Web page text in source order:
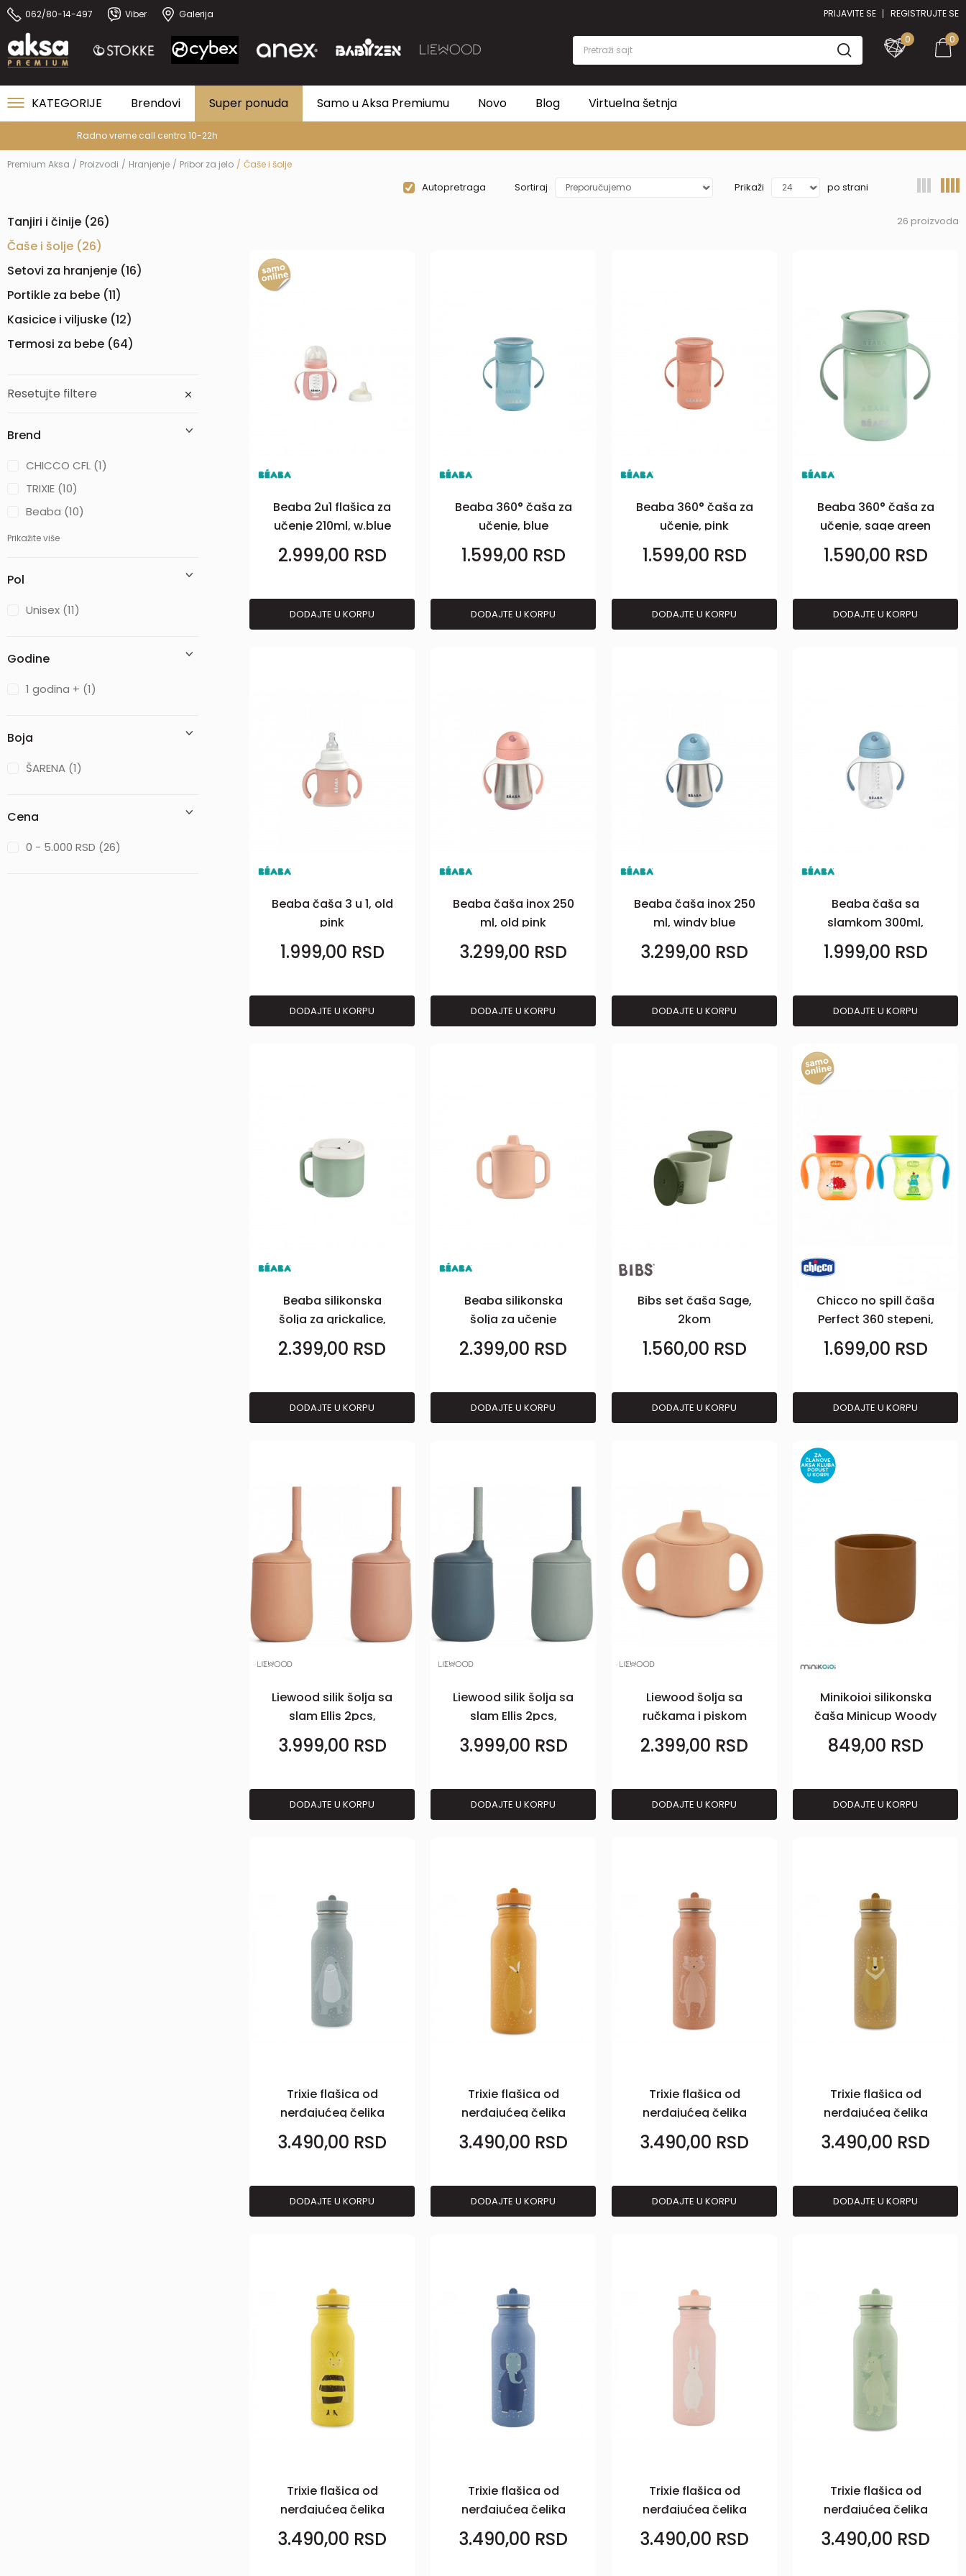
062/80-14-497 Viber Galerija PRIJAVITE SE REGISTRUJTE SE
Pretraži sajt
0
0
KATEGORIJE Brendovi Super ponuda Samo u Aksa Premiumu Novo Blog Virtuelna šetnja
Premium Aksa Proizvodi Hranjenje Pribor za jelo Čaše i šolje
Autopretraga Sortiraj Prikaži po strani
Tanjiri i činije (26)
Čaše i šolje (26)
Setovi za hranjenje (16)
Portikle za bebe (11)
Kasicice i viljuske (12)
Termosi za bebe (64)
Resetujte filtere
Brend
CHICCO CFL (1)
TRIXIE (10)
Beaba (10)
Prikažite više
Pol
Unisex (11)
Godine
1 godina + (1)
Boja
ŠARENA (1)
Cena
0 - 5.000 RSD (26)
26 proizvoda
Beaba 2u1 flašica za
učenje 210ml, w.blue
2.999,00 RSD
DODAJTE U KORPU
Beaba 360° čaša za
učenje, blue
1.599,00 RSD
DODAJTE U KORPU
Beaba 360° čaša za
učenje, pink
1.599,00 RSD
DODAJTE U KORPU
Beaba 360° čaša za
učenje, sage green
1.590,00 RSD
DODAJTE U KORPU
Beaba čaša 3 u 1, old
pink
1.999,00 RSD
DODAJTE U KORPU
Beaba čaša inox 250
ml, old pink
3.299,00 RSD
DODAJTE U KORPU
Beaba čaša inox 250
ml, windy blue
3.299,00 RSD
DODAJTE U KORPU
Beaba čaša sa
slamkom 300ml,
windy blue
1.999,00 RSD
DODAJTE U KORPU
Beaba silikonska
šolja za grickalice,
sage green
2.399,00 RSD
DODAJTE U KORPU
Beaba silikonska
šolja za učenje
300ml, pink
2.399,00 RSD
DODAJTE U KORPU
Bibs set čaša Sage,
2kom
1.560,00 RSD
DODAJTE U KORPU
Chicco no spill čaša
Perfect 360 stepeni,
12+
1.699,00 RSD
DODAJTE U KORPU
Liewood silik šolja sa
slam Ellis 2pcs,
TRose/Pale
3.999,00 RSD
DODAJTE U KORPU
Liewood silik šolja sa
slam Ellis 2pcs,
WBlue/Dove
3.999,00 RSD
DODAJTE U KORPU
Liewood šolja sa
ručkama i piskom
Katinka, TRose
2.399,00 RSD
DODAJTE U KORPU
Minikoioi silikonska
čaša Minicup Woody
Brown
849,00 RSD
DODAJTE U KORPU
Trixie flašica od
nerđajućeg čelika
500ml Ajkula
3.490,00 RSD
DODAJTE U KORPU
Trixie flašica od
nerđajućeg čelika
500ml lisica
3.490,00 RSD
DODAJTE U KORPU
Trixie flašica od
nerđajućeg čelika
500ml Maca
3.490,00 RSD
DODAJTE U KORPU
Trixie flašica od
nerđajućeg čelika
500ml Meda
3.490,00 RSD
DODAJTE U KORPU
Trixie flašica od
nerđajućeg čelika
500ml Pčelica
3.490,00 RSD
Trixie flašica od
nerđajućeg čelika
500ml Slon
3.490,00 RSD
Trixie flašica od
nerđajućeg čelika
500ml Zeka
3.490,00 RSD
Trixie flašica od
nerđajućeg čelika
500ml Zmaj
3.490,00 RSD